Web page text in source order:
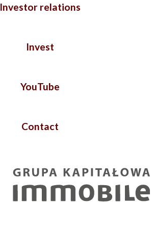
Investor relations
Invest
YouTube
Contact